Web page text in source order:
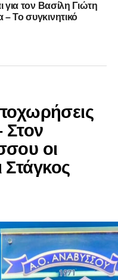
για τον Βασίλη Γιώτη
Το συγκινητικό
Στον
οι